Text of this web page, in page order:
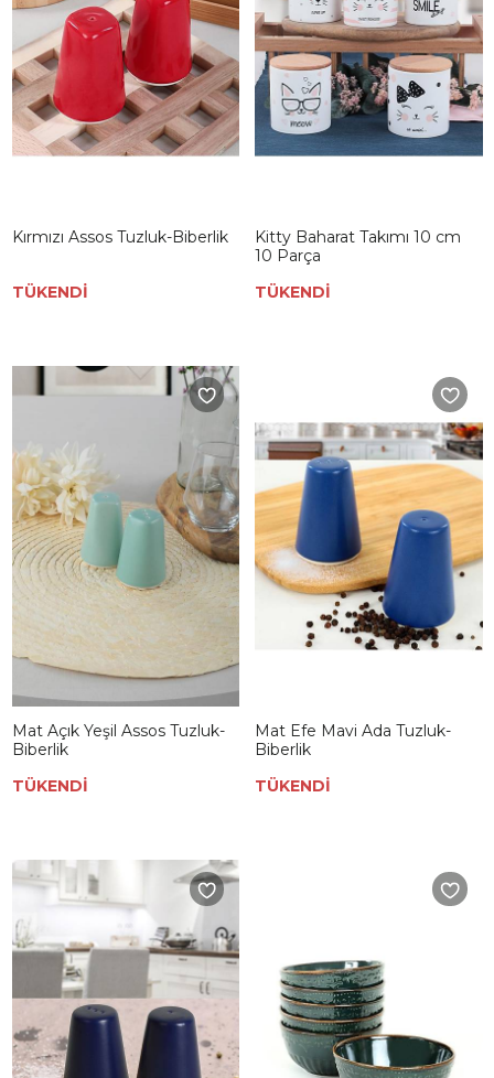
Kırmızı Assos Tuzluk-Biberlik
TÜKENDİ
Kitty Baharat Takımı 10 cm
10 Parça
TÜKENDİ
Mat Açık Yeşil Assos Tuzluk-
Biberlik
TÜKENDİ
Mat Efe Mavi Ada Tuzluk-
Biberlik
TÜKENDİ